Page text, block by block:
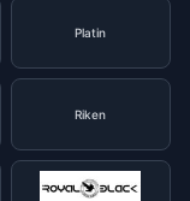
Platin
Riken